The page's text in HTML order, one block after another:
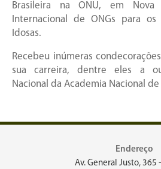
Brasileira na ONU, em
Internacional de ONGs para os
Idosas.
Recebeu inúmeras
sua carreira, dentre eles a
Nacional da Academia Nacional
Endereço
Av. General Justo, 365